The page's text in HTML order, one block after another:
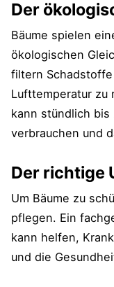
Der
Bäume spielen
ökologischen
filtern
Lufttemperatur zu
kann stündlich
verbrauchen und
Der richtige
Um Bäume zu
pflegen. Ein
kann helfen,
und die